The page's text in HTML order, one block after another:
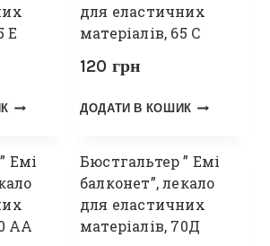
Е
для еластичних
матеріалів, 65 С
120 грн
ДОДАТИ В КОШИК
Емі
АА
Бюстгальтер ” Емі
балконет”, лекало
для еластичних
матеріалів, 70Д